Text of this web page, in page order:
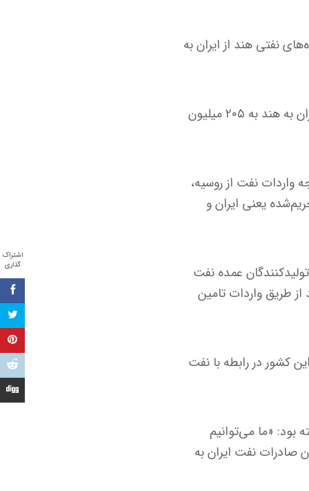
اشتراک
گذاری
نفتی هند از ایران به
بر این اساس، در هفت‌ماهه نخست سال ۲۰۲۵، کل صادرات نفت خام و فرآورده‌های نفتی ایران به هند به ۲۰۵ میلیون
نفت از روسیه،
یعنی ایران و
عمده نفت
تقریبا ۹۰ درصد نیاز نفتی هند از طریق واردات تامین
این کشور در رابطه با نفت
بود: «ما می‌توانیم
صادرات نفت ایران به